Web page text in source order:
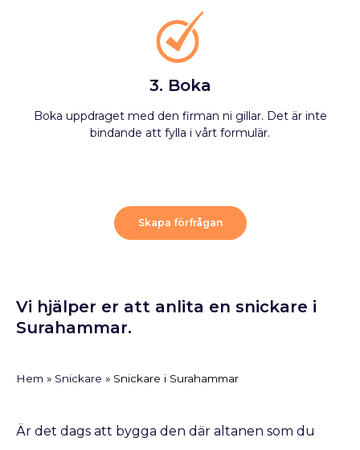
3. Boka
Boka uppdraget med den firman ni gillar. Det är inte
bindande att fylla i vårt formulär.
Skapa förfrågan
Vi hjälper er att anlita en snickare i
Surahammar.
Hem » Snickare » Snickare i Surahammar
Är det dags att bygga den där altanen som du